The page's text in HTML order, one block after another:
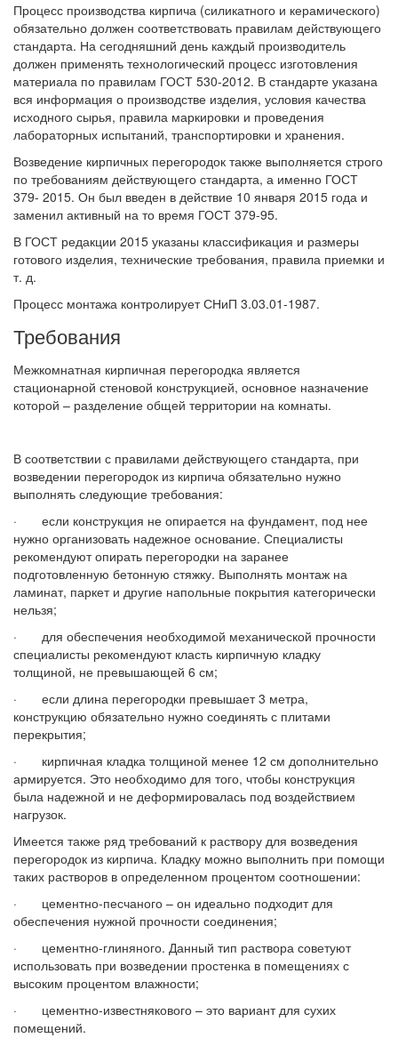
Процесс производства кирпича (силикатного и керамического)
обязательно должен соответствовать правилам действующего
стандарта. На сегодняшний день каждый производитель
должен применять технологический процесс изготовления
материала по правилам ГОСТ 530-2012. В стандарте указана
вся информация о производстве изделия, условия качества
исходного сырья, правила маркировки и проведения
лабораторных испытаний, транспортировки и хранения.
Возведение кирпичных перегородок также выполняется строго
по требованиям действующего стандарта, а именно ГОСТ
379- 2015. Он был введен в действие 10 января 2015 года и
заменил активный на то время ГОСТ 379-95.
В ГОСТ редакции 2015 указаны классификация и размеры
готового изделия, технические требования, правила приемки и
т. д.
Процесс монтажа контролирует СНиП 3.03.01-1987.
Требования
Межкомнатная кирпичная перегородка является
стационарной стеновой конструкцией, основное назначение
которой – разделение общей территории на комнаты.
В соответствии с правилами действующего стандарта, при
возведении перегородок из кирпича обязательно нужно
выполнять следующие требования:
· если конструкция не опирается на фундамент, под нее
нужно организовать надежное основание. Специалисты
рекомендуют опирать перегородки на заранее
подготовленную бетонную стяжку. Выполнять монтаж на
ламинат, паркет и другие напольные покрытия категорически
нельзя;
· для обеспечения необходимой механической прочности
специалисты рекомендуют класть кирпичную кладку
толщиной, не превышающей 6 см;
· если длина перегородки превышает 3 метра,
конструкцию обязательно нужно соединять с плитами
перекрытия;
· кирпичная кладка толщиной менее 12 см дополнительно
армируется. Это необходимо для того, чтобы конструкция
была надежной и не деформировалась под воздействием
нагрузок.
Имеется также ряд требований к раствору для возведения
перегородок из кирпича. Кладку можно выполнить при помощи
таких растворов в определенном процентом соотношении:
· цементно-песчаного – он идеально подходит для
обеспечения нужной прочности соединения;
· цементно-глиняного. Данный тип раствора советуют
использовать при возведении простенка в помещениях с
высоким процентом влажности;
· цементно-известнякового – это вариант для сухих
помещений.